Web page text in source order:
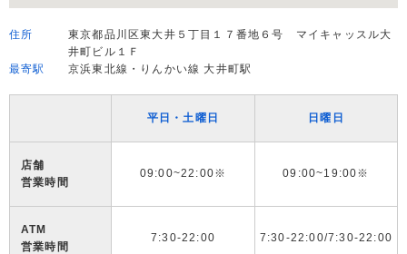
住所
東京都品川区東大井５丁目１７番地６号 マイキャッスル大
井町ビル１Ｆ
最寄駅
京浜東北線・りんかい線 大井町駅
平日・土曜日 日曜日
店舗
営業時間
09:00~22:00※ 09:00~19:00※
ATM
営業時間
7:30-22:00 7:30-22:00/7:30-22:00